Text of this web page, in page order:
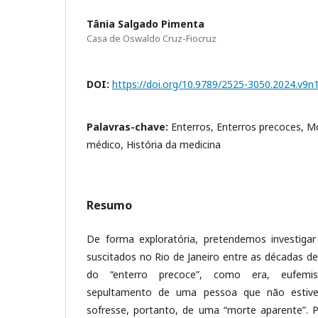
Tânia Salgado Pimenta
Casa de Oswaldo Cruz-Fiocruz
DOI: https://doi.org/10.9789/2525-
Palavras-chave: Enterros, Enterros precoces,
médico, História da medicina
Resumo
De forma exploratória, pretendemos
suscitados no Rio de Janeiro entre as décadas
do “enterro precoce”, como era,
sepultamento de uma pessoa que não
sofresse, portanto, de uma “morte aparente”.